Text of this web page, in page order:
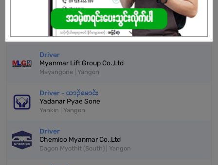
Delivery Person
R.Oasis Limited
Mingalartaungnyunt | Yangon
Driver
Myanmar Lift Group Co.,Ltd
Mayangone | Yangon
Driver - ယာဉ်မောင်း
Yadanar Pyae Sone
Yankin | Yangon
Driver
Chemico Myanmar Co.,Ltd
Dagon Myothit (South) | Yangon